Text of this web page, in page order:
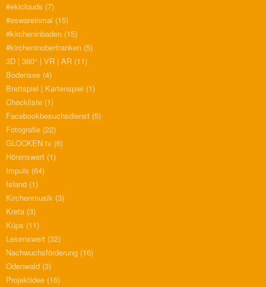
#ekiclouds (7)
#eswareinmal (15)
#kircheninbaden (15)
#kircheninoberfranken (5)
3D | 360° | VR | AR (11)
Bodensee (4)
Brettspiel | Kartenspiel (1)
Checkliste (1)
Facebookbesuchsdienst (5)
Fotografie (22)
GLOCKEN.tv (6)
Hörenswert (1)
Impuls (64)
Island (1)
Kirchenmusik (3)
Kreta (3)
Küps (11)
Lesenswert (32)
Nachwuchsförderung (16)
Odenwald (3)
Projektidee (16)